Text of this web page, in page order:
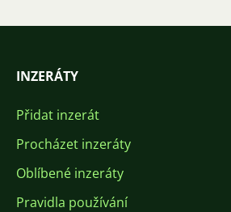
INZERÁTY
Přidat inzerát
Procházet inzeráty
Oblíbené inzeráty
Pravidla používání